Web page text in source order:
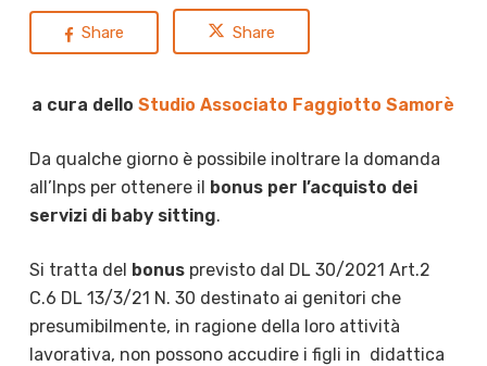
Share Share
a cura delloStudio Associato Faggiotto Samorè
Da qualche giorno è possibile inoltrare la domanda
all’Inps per ottenere il bonus per l’acquisto dei
servizi di baby sitting.
Si tratta del bonusprevisto dal DL 30/2021 Art.2
C.6 DL 13/3/21 N. 30 destinato ai genitori che
presumibilmente, in ragione della loro attività
lavorativa, non possono accudire i figli in didattica